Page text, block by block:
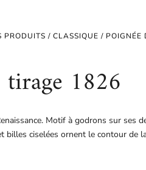
PRODUITS /CLASSIQUE / POIGNÉE
tirage 1826
Motif à godrons sur ses
billes ciselées ornent le contour de